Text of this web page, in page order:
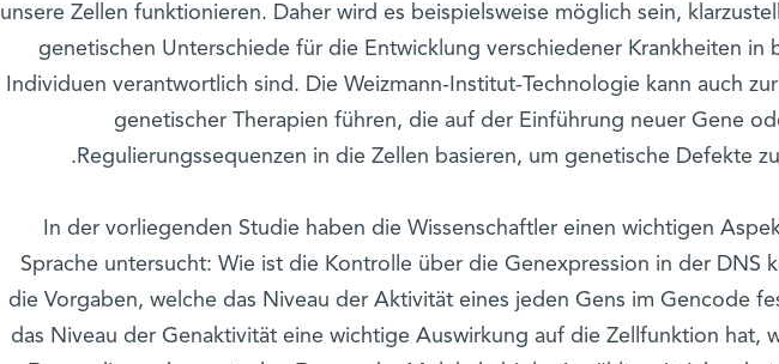
unsere Zellen funktionieren. Daher wird es beispielsweise möglich sein,
genetischen Unterschiede für die Entwicklung verschiedener Krankheiten in
Individuen verantwortlich sind. Die Weizmann-Institut-Technologie kann auch
genetischer Therapien führen, die auf der Einführung neuer Gene
Regulierungssequenzen in die Zellen basieren, um genetische Defekte
In der vorliegenden Studie haben die Wissenschaftler einen wichtigen
Sprache untersucht: Wie ist die Kontrolle über die Genexpression in der DNS
die Vorgaben, welche das Niveau der Aktivität eines jeden Gens im Gencode
das Niveau der Genaktivität eine wichtige Auswirkung auf die Zellfunktion hat,